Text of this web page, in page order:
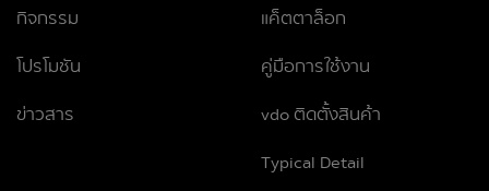
กิจกรรม
โปรโมชัน
ข่าวสาร
แค็ตตาล็อก
คู่มือการใช้งาน
vdo ติดตั้งสินค้า
Typical Detail